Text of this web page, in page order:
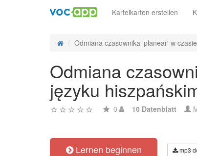
Karteikarten erstellen
Odmiana czasownika 'planear' w
Odmiana
języku
0 10 Datenblatt
Lernen beginnen mp3